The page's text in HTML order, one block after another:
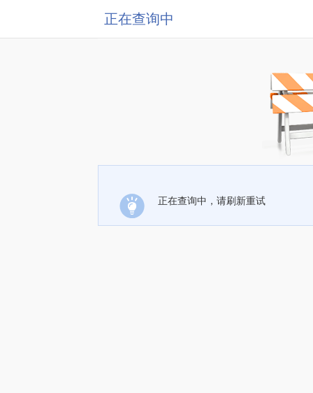
正在查询中
正在查询中，请刷新重试